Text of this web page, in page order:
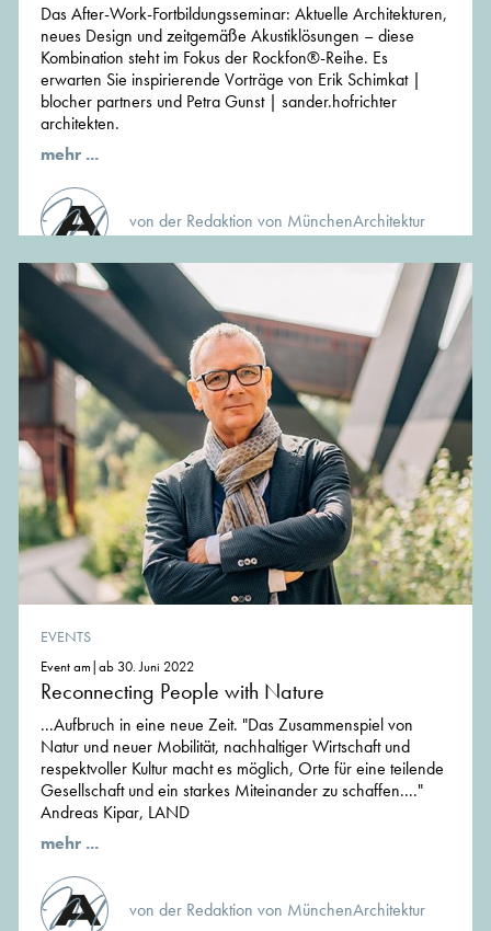
Das After-Work-Fortbildungsseminar: Aktuelle Architekturen,
neues Design und zeitgemäße Akustiklösungen – diese
Kombination steht im Fokus der Rockfon®-Reihe. Es
erwarten Sie inspirierende Vorträge von Erik Schimkat |
blocher partners und Petra Gunst | sander.hofrichter
architekten.
mehr ...
von der Redaktion von MünchenArchitektur
EVENTS
Event am|ab 30. Juni 2022
Reconnecting People with Nature
...Aufbruch in eine neue Zeit. "Das Zusammenspiel von
Natur und neuer Mobilität, nachhaltiger Wirtschaft und
respektvoller Kultur macht es möglich, Orte für eine teilende
Gesellschaft und ein starkes Miteinander zu schaffen...."
Andreas Kipar, LAND
mehr ...
von der Redaktion von MünchenArchitektur